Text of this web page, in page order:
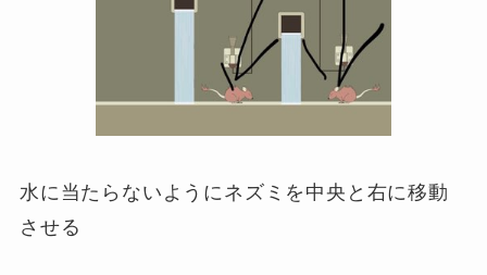
水に当たらないようにネズミを中央と右に移動
させる